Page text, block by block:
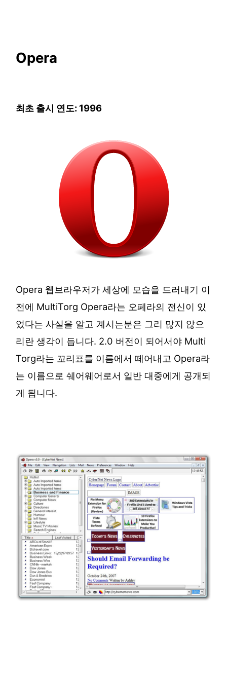
Opera
최초 출시 연도: 1996
Opera 웹브라우저가 세상에 모습을 드러내기 이
전에 MultiTorg Opera라는 오페라의 전신이 있
었다는 사실을 알고 계시는분은 그리 많지 않으
리란 생각이 듭니다. 2.0 버전이 되어서야 Multi
Torg라는 꼬리표를 이름에서 떼어내고 Opera라
는 이름으로 쉐어웨어로서 일반 대중에게 공개되
게 됩니다.